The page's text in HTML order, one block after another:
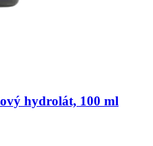
hydrolát, 100 ml